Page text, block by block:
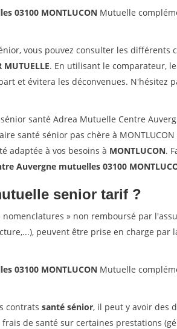
03100 MONTLUCON Mutuelle
vous pouvez consulter les différents
MUTUELLE. En utilisant le comparateur,
et évitera les déconvenues. N'hésitez
santé Adrea Mutuelle Centre
santé sénior pas chère à
adaptée à vos besoins à MONTLUCON.
Auvergne mutuelles 03100
senior tarif ?
» non remboursé par
peuvent être prise en charge par
03100 MONTLUCON Mutuelle
contrats santé sénior, il peut y avoir des
de santé sur certaines prestations